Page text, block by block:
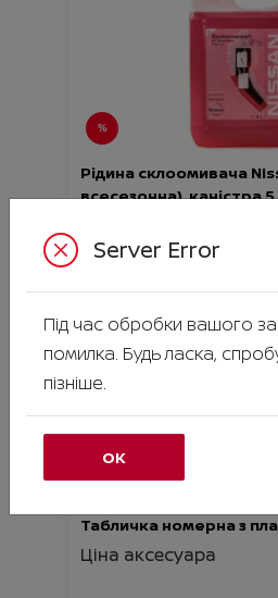
Рідина склоомивача
всесезонна), каністра 5
Табличка номерна з
Ціна аксесуара
Server Error
Під час обробки вашого
помилка. Будь ласка,
пізніше.
ОК